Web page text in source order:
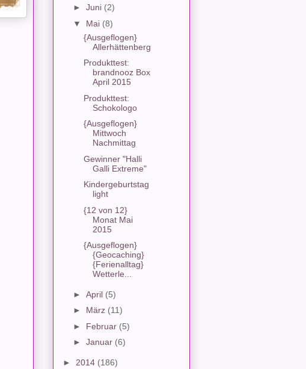
► Juni (2)
▼ Mai (8)
{Ausgeflogen}
Allerhättenberg
Produkttest:
brandnooz Box
April 2015
Produkttest:
Schokologo
{Ausgeflogen}
Mittwoch
Nachmittag
Gewinner "Halli
Galli Extreme"
Kindergeburtstag
light
{12 von 12}
Monat Mai
2015
{Ausgeflogen}
{Geocaching}
{Ferienalltag}
Wetterle...
► April (5)
► März (11)
► Februar (5)
► Januar (6)
► 2014 (186)